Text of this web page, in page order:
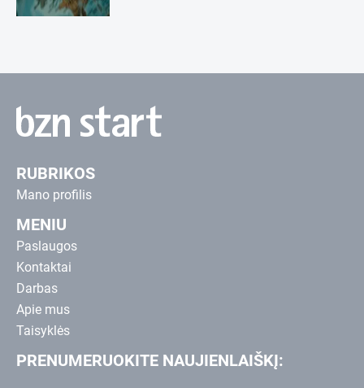
RUBRIKOS
Mano profilis
MENIU
Paslaugos
Kontaktai
Darbas
Apie mus
Taisyklės
PRENUMERUOKITE NAUJIENLAIŠKĮ: